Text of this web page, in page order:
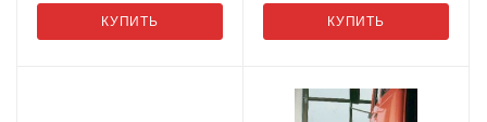
КУПИТЬ КУПИТЬ